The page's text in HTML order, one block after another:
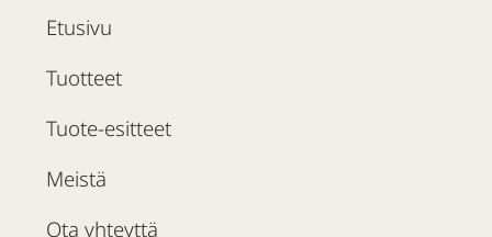
Etusivu
Tuotteet
Tuote-esitteet
Meistä
Ota yhteyttä